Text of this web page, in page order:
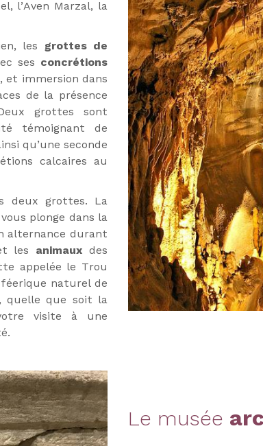
l’Aven Marzal, la
les grottes de
ses concrétions
et immersion dans
de la présence
grottes sont
témoignant de
qu’une seconde
calcaires au
deux grottes. La
vous plonge dans la
alternance durant
les animauxdes
appelée le Trou
naturel de
quelle que soit la
visite à une
Le musée